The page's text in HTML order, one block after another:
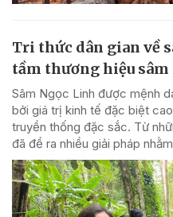
Tri thức dân gian về
tầm thương hiệu
Sâm Ngọc Linh được mệnh
bởi giá trị kinh tế đặc biệt
truyền thống đặc sắc. Từ
đã đề ra nhiều giải pháp